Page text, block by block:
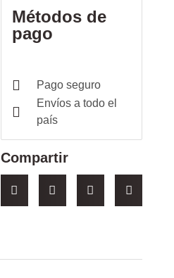
Métodos de
pago
Pago seguro
Envíos a todo el
país
Compartir